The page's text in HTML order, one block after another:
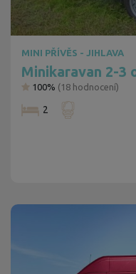
MINI PŘÍVĚS - JIHLAVA
Minikaravan 2-3
100% (18 hodnocení)
2